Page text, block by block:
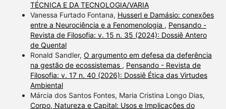
TÉCNICA E DA TECNOLOGIA/VARIA
Vanessa Furtado Fontana, Husserl e Damásio: conexões
entre a Neurociência e a Fenomenologia , Pensando -
Revista de Filosofia: v. 15 n. 35 (2024): Dossiê Antero
de Quental
Ronald Sandler, O argumento em defesa da deferência
na gestão de ecossistemas , Pensando - Revista de
Filosofia: v. 17 n. 40 (2026): Dossiê Ética das Virtudes
Ambiental
Márcia dos Santos Fontes, Maria Cristina Longo Dias,
Corpo, Natureza e Capital: Usos e Implicações do